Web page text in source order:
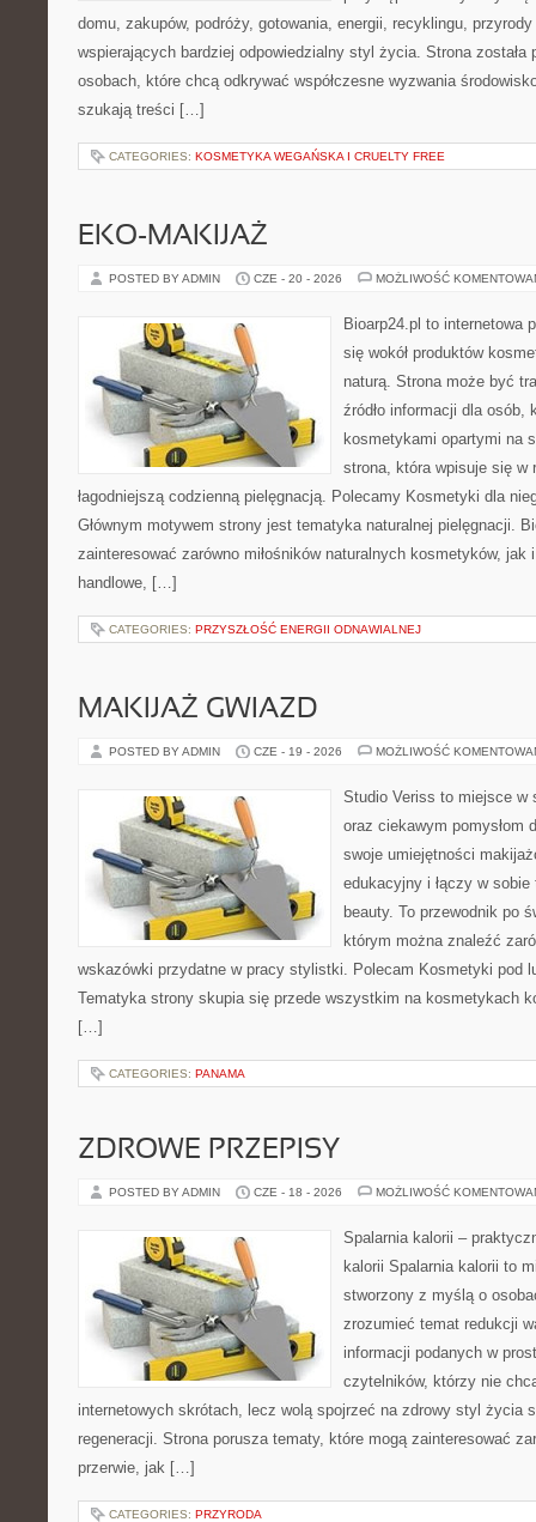
domu, zakupów, podróży, gotowania, energii, recyklingu,
wspierających bardziej odpowiedzialny styl życia. Strona została
osobach, które chcą odkrywać współczesne wyzwania
szukają treści […]
CATEGORIES: KOSMETYKA WEGAŃSKA I CRUELTY FREE
EKO-MAKIJAŻ
POSTED BY ADMIN CZE - 20 - 2026 MOŻLIWOŚĆ
Bioarp24.pl to internetowa
się wokół produktów
naturą. Strona może być
źródło informacji dla osób,
kosmetykami opartymi na
strona, która wpisuje się w
łagodniejszą codzienną pielęgnacją. Polecamy Kosmetyki dla
Głównym motywem strony jest tematyka naturalnej pielęgnacji.
zainteresować zarówno miłośników naturalnych kosmetyków, jak
handlowe, […]
CATEGORIES: PRZYSZŁOŚĆ ENERGII ODNAWIALNEJ
MAKIJAŻ GWIAZD
POSTED BY ADMIN CZE - 19 - 2026 MOŻLIWOŚĆ
Studio Veriss to miejsce w
oraz ciekawym pomysłom
swoje umiejętności
edukacyjny i łączy w
beauty. To przewodnik po
którym można znaleźć
wskazówki przydatne w pracy stylistki. Polecam Kosmetyki pod
Tematyka strony skupia się przede wszystkim na kosmetykach
[…]
CATEGORIES: PANAMA
ZDROWE PRZEPISY
POSTED BY ADMIN CZE - 18 - 2026 MOŻLIWOŚĆ
Spalarnia kalorii –
kalorii Spalarnia kalorii to
stworzony z myślą o
zrozumieć temat redukcji
informacji podanych w
czytelników, którzy nie
internetowych skrótach, lecz wolą spojrzeć na zdrowy styl życia
regeneracji. Strona porusza tematy, które mogą zainteresować
przerwie, jak […]
CATEGORIES: PRZYRODA